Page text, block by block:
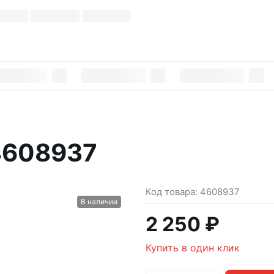
В наличии
Код товара: 4608937
2 250 ₽
Купить в один клик